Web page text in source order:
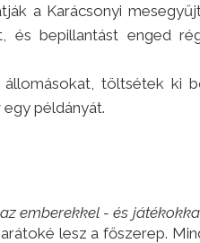
a Karácsonyi
és bepillantást enged
töltsétek ki
példányát.
emberekkel - és
lesz a főszerep.